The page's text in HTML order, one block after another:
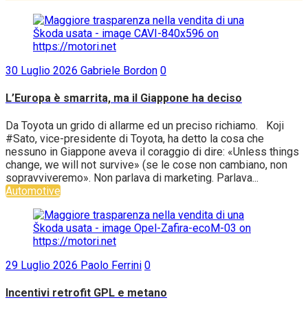
30 Luglio 2026 Gabriele Bordon 0
L’Europa è smarrita, ma il Giappone ha deciso
Da Toyota un grido di allarme ed un preciso richiamo. Koji
#Sato, vice-presidente di Toyota, ha detto la cosa che
nessuno in Giappone aveva il coraggio di dire: «Unless things
change, we will not survive» (se le cose non cambiano, non
sopravviveremo». Non parlava di marketing. Parlava...
Automotive
29 Luglio 2026 Paolo Ferrini 0
Incentivi retrofit GPL e metano